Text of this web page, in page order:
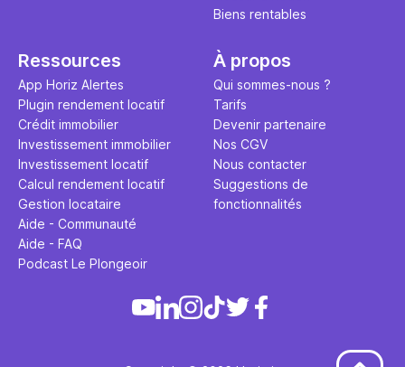
Biens rentables
Ressources
App Horiz Alertes
Plugin rendement locatif
Crédit immobilier
Investissement immobilier
Investissement locatif
Calcul rendement locatif
Gestion locataire
Aide - Communauté
Aide - FAQ
Podcast Le Plongeoir
À propos
Qui sommes-nous ?
Tarifs
Devenir partenaire
Nos CGV
Nous contacter
Suggestions de
fonctionnalités